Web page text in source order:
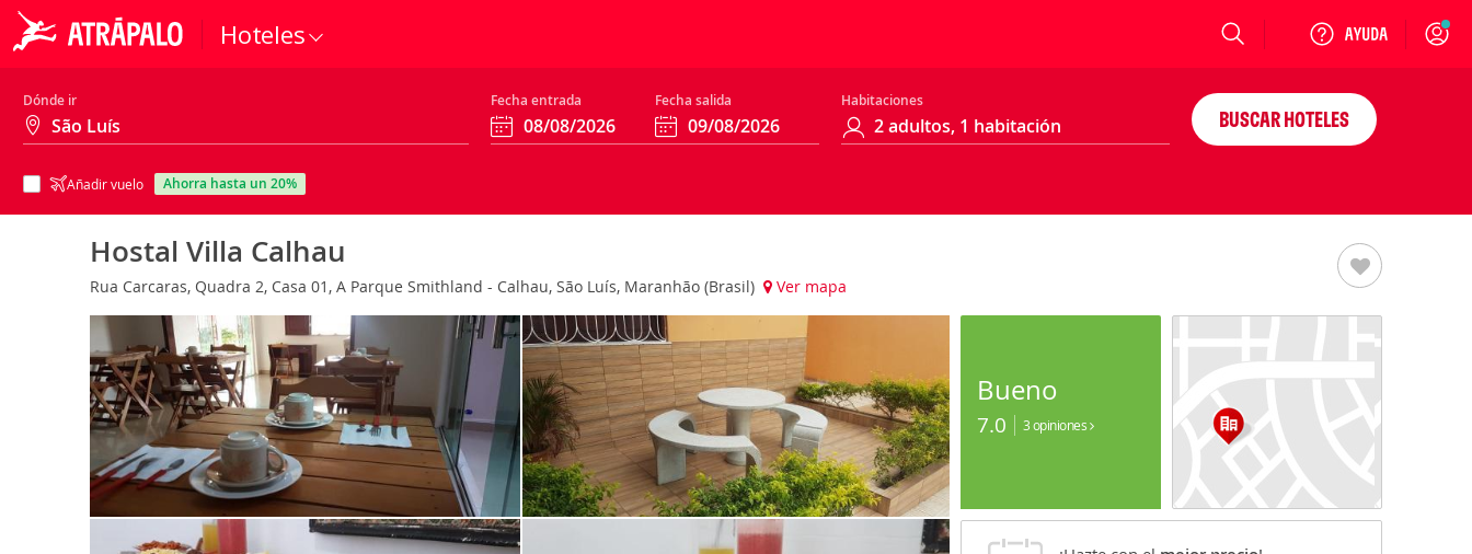
Hoteles Login
Dónde ir Fecha entrada Fecha salida Habitaciones
Añadir vuelo ahorra hasta un 20%
BUSCAR HOTELES
Hostal Villa Calhau
Rua Carcaras, Quadra 2, Casa 01, A Parque Smithland - Calhau, São Luís, Maranhão (Brasil) Ver mapa
Bueno
7.0 3 opiniones